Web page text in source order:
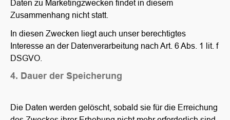
Daten zu Marketingzwecken findet in diesem
Zusammenhang nicht statt.
In diesen Zwecken liegt auch unser berechtigtes
Interesse an der Datenverarbeitung nach Art. 6 Abs. 1 lit. f
DSGVO.
4. Dauer der Speicherung
Die Daten werden gelöscht, sobald sie für die Erreichung